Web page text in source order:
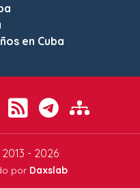
en Cuba
- 2026
por Daxslab